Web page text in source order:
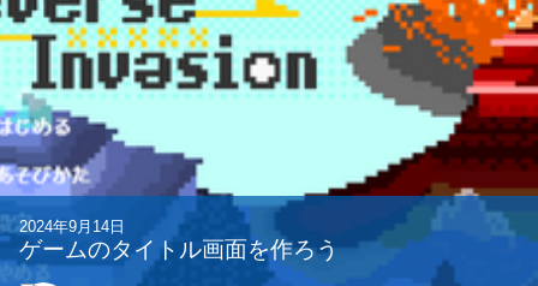
2024年9月14日
ゲームのタイトル画面を作ろう